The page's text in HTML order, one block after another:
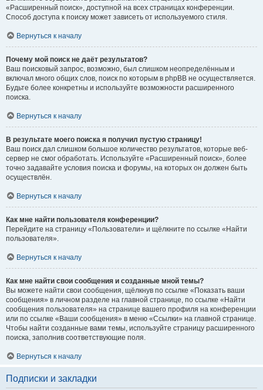
«Расширенный поиск», доступной на всех страницах конференции.
Способ доступа к поиску может зависеть от используемого стиля.
Вернуться к началу
Почему мой поиск не даёт результатов?
Ваш поисковый запрос, возможно, был слишком неопределённым и
включал много общих слов, поиск по которым в phpBB не осуществляется.
Будьте более конкретны и используйте возможности расширенного
поиска.
Вернуться к началу
В результате моего поиска я получил пустую страницу!
Ваш поиск дал слишком большое количество результатов, которые веб-
сервер не смог обработать. Используйте «Расширенный поиск», более
точно задавайте условия поиска и форумы, на которых он должен быть
осуществлён.
Вернуться к началу
Как мне найти пользователя конференции?
Перейдите на страницу «Пользователи» и щёлкните по ссылке «Найти
пользователя».
Вернуться к началу
Как мне найти свои сообщения и созданные мной темы?
Вы можете найти свои сообщения, щёлкнув по ссылке «Показать ваши
сообщения» в личном разделе на главной странице, по ссылке «Найти
сообщения пользователя» на странице вашего профиля на конференции
или по ссылке «Ваши сообщения» в меню «Ссылки» на главной странице.
Чтобы найти созданные вами темы, используйте страницу расширенного
поиска, заполнив соответствующие поля.
Вернуться к началу
Подписки и закладки